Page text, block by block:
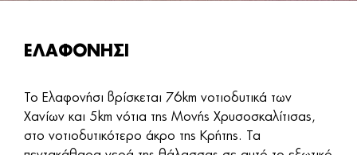
ΕΛΑΦΟΝΗΣΙ
Το Ελαφονήσι βρίσκεται 76km νοτιοδυτικά των
Χανίων και 5km νότια της Μονής Χρυσοσκαλίτισας,
στο νοτιοδυτικότερο άκρο της Κρήτης. Τα